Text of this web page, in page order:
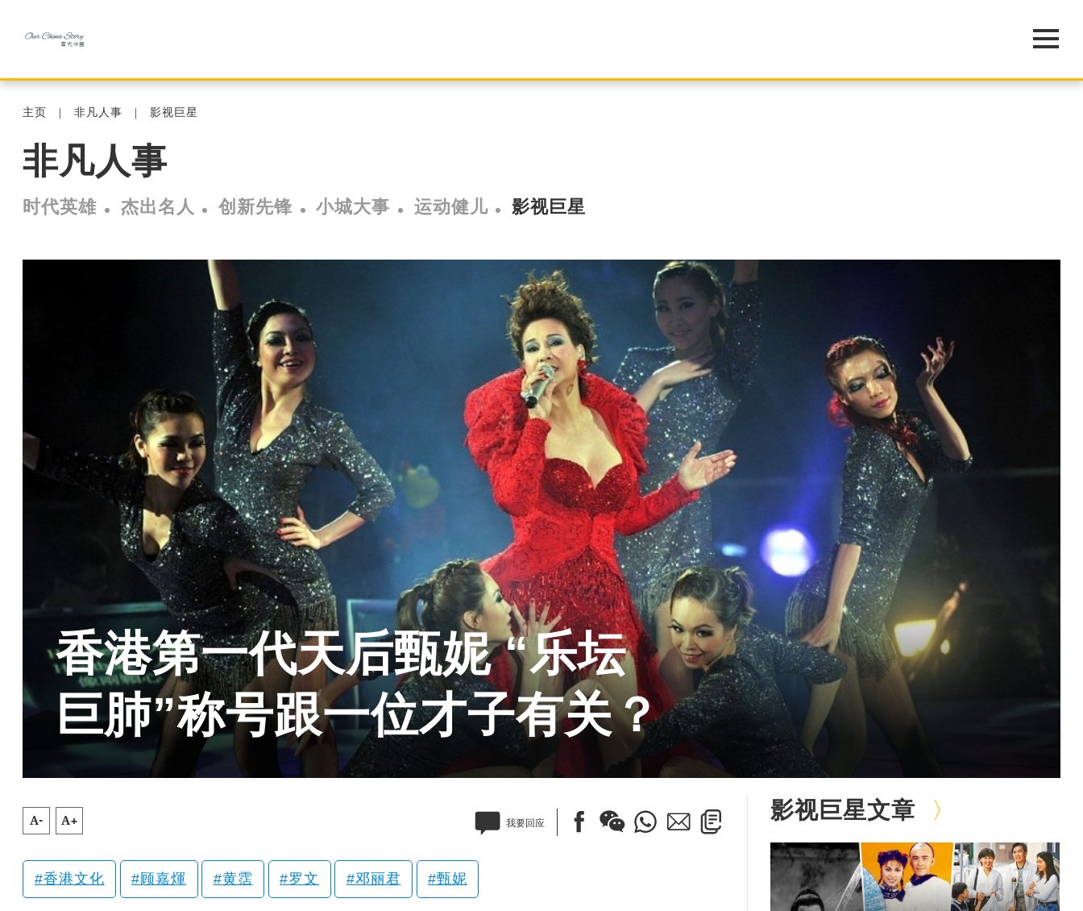
主页 非凡人事 影视巨星
非凡人事
时代英雄 杰出名人 创新先锋 小城大事 运动健儿 影视巨星
香港第一代天后甄妮 “乐坛
巨肺”称号跟一位才子有关？
A- A+ 我要回应
香港文化 顾嘉煇 黄霑 罗文 邓丽君 甄妮
影视巨星文章